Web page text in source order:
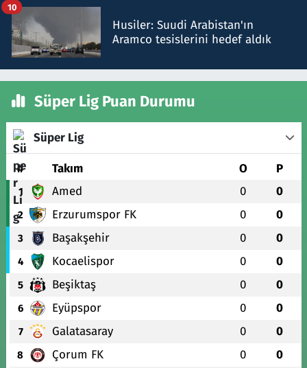
Husiler: Suudi Arabistan'ın
Aramco tesislerini hedef aldık
10
Süper Lig Puan Durumu
Süper Lig
# Takım O P
1 Amed 0 0
2 Erzurumspor FK 0 0
3 Başakşehir 0 0
4 Kocaelispor 0 0
5 Beşiktaş 0 0
6 Eyüpspor 0 0
7 Galatasaray 0 0
8 Çorum FK 0 0